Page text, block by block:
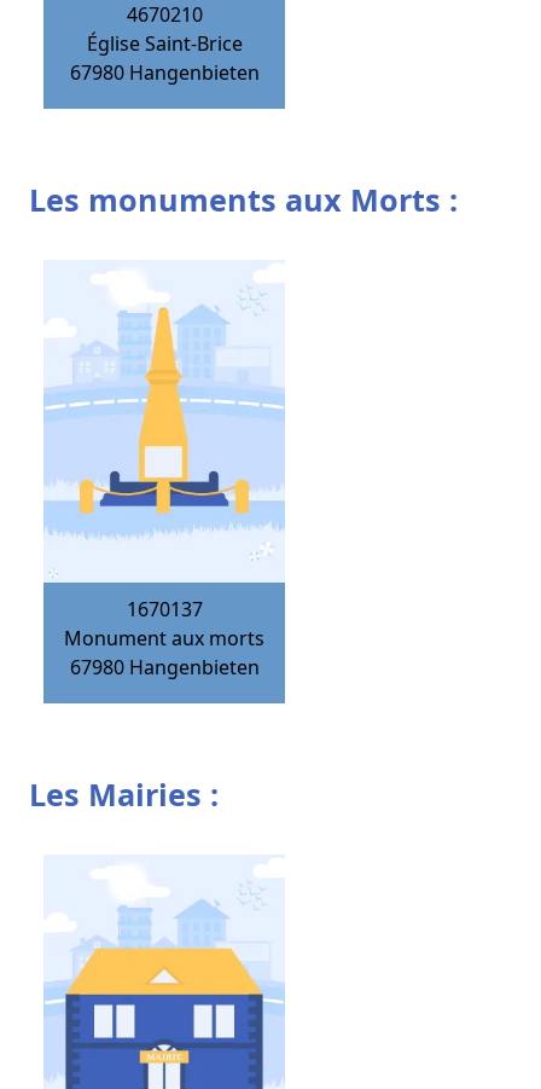
4670210
Église Saint-Brice
67980 Hangenbieten
Les monuments aux Morts :
1670137
Monument aux morts
67980 Hangenbieten
Les Mairies :